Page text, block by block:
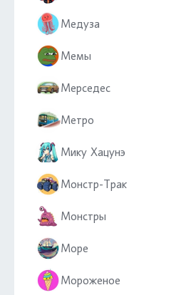
Медуза
Мемы
Мерседес
Метро
Мику Хацунэ
Монстр-Трак
Монстры
Море
Мороженое